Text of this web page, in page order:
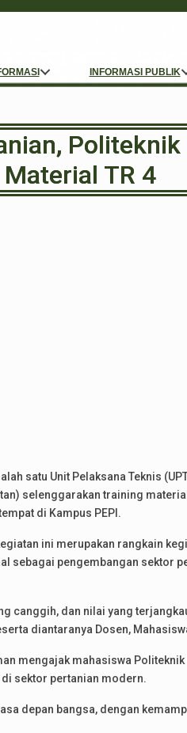
INFORMASI PUBLIK
TR 4
satu Unit Pelaksana Teknis
selenggarakan training
di Kampus PEPI.
ini merupakan rangkain
sebagai pengembangan sektor
canggih, dan nilai yang
diantaranya Dosen,
mengajak mahasiswa
sektor pertanian modern.
depan bangsa, dengan